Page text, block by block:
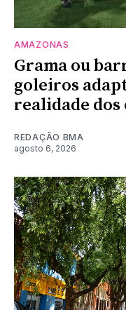
AMAZONAS
Grama ou
goleiros
realidade dos
REDAÇÃO BMA
agosto 6, 2026